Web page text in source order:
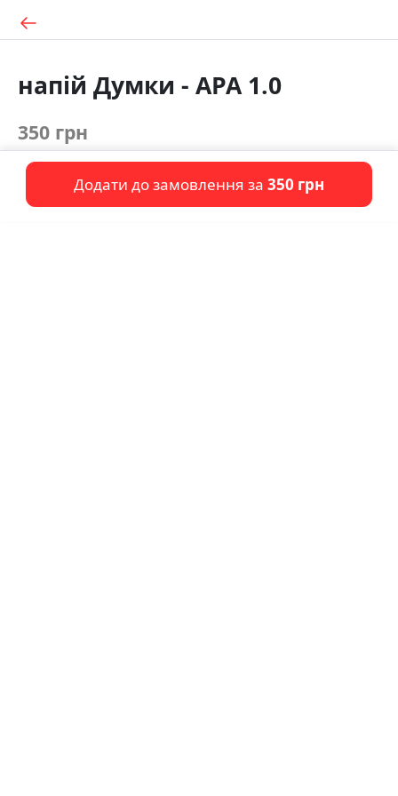
напій Думки - APA 1.0
350 грн
Додати до замовлення за 350 грн